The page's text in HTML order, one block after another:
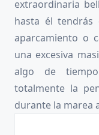
extraordinaria
hasta él
aparcamiento o
una excesiva
algo de
totalmente la
durante la marea